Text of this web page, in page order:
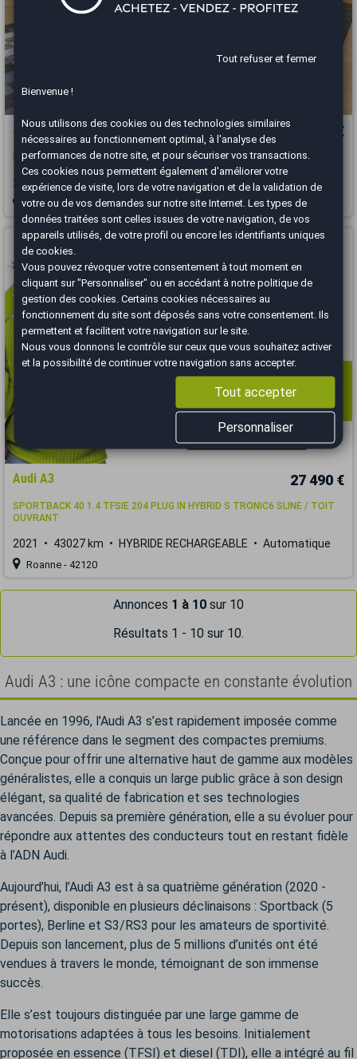
Audi A3 17 990 €
PHASE 2 CABRIOLET (8V) 1.4 TFSI 150 SPORT
2016 111000 km ESSENCE Manuelle
Roanne - 42120
Vous arrivez trop tard
Audi A3 27 490 €
SPORTBACK 40 1.4 TFSIE 204 PLUG IN HYBRID S TRONIC6 SLINE / TOIT
OUVRANT
2021 43027 km HYBRIDE RECHARGEABLE Automatique
Roanne - 42120
Annonces 1 à 10 sur 10
Résultats 1 - 10 sur 10.
Audi A3 : une icône compacte en constante évolution
Lancée en 1996, l'Audi A3 s’est rapidement imposée comme
une référence dans le segment des compactes premiums.
Conçue pour offrir une alternative haut de gamme aux modèles
généralistes, elle a conquis un large public grâce à son design
élégant, sa qualité de fabrication et ses technologies
avancées. Depuis sa première génération, elle a su évoluer pour
répondre aux attentes des conducteurs tout en restant fidèle
à l’ADN Audi.
Aujourd’hui, l’Audi A3 est à sa quatrième génération (2020 -
présent), disponible en plusieurs déclinaisons : Sportback (5
portes), Berline et S3/RS3 pour les amateurs de sportivité.
Depuis son lancement, plus de 5 millions d’unités ont été
vendues à travers le monde, témoignant de son immense
succès.
Elle s’est toujours distinguée par une large gamme de
motorisations adaptées à tous les besoins. Initialement
proposée en essence (TFSI) et diesel (TDI), elle a intégré au fil
Tout refuser et fermer
Bienvenue !
Nous utilisons des cookies ou des technologies similaires
nécessaires au fonctionnement optimal, à l'analyse des
performances de notre site, et pour sécuriser vos transactions.
Ces cookies nous permettent également d'améliorer votre
expérience de visite, lors de votre navigation et de la validation de
votre ou de vos demandes sur notre site Internet. Les types de
données traitées sont celles issues de votre navigation, de vos
appareils utilisés, de votre profil ou encore les identifiants uniques
de cookies.
Vous pouvez révoquer votre consentement à tout moment en
cliquant sur "Personnaliser" ou en accédant à notrepolitique de
gestion des cookies . Certains cookies nécessaires au
fonctionnement du site sont déposés sans votre consentement. Ils
permettent et facilitent votre navigation sur le site.
Nous vous donnons le contrôle sur ceux que vous souhaitez activer
et la possibilité de continuer votre navigation sans accepter.
Tout accepter
Personnaliser